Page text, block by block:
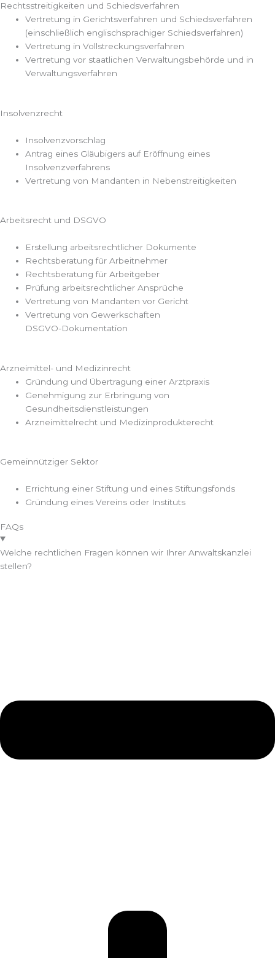
Rechtsstreitigkeiten und Schiedsverfahren
Vertretung in Gerichtsverfahren und Schiedsverfahren
(einschließlich englischsprachiger Schiedsverfahren)
Vertretung in Vollstreckungsverfahren
Vertretung vor staatlichen Verwaltungsbehörde und in
Verwaltungsverfahren
Insolvenzrecht
Insolvenzvorschlag
Antrag eines Gläubigers auf Eröffnung eines
Insolvenzverfahrens
Vertretung von Mandanten in Nebenstreitigkeiten
Arbeitsrecht und DSGVO
Erstellung arbeitsrechtlicher Dokumente
Rechtsberatung für Arbeitnehmer
Rechtsberatung für Arbeitgeber
Prüfung arbeitsrechtlicher Ansprüche
Vertretung von Mandanten vor Gericht
Vertretung von Gewerkschaften
DSGVO-Dokumentation
Arzneimittel- und Medizinrecht
Gründung und Übertragung einer Arztpraxis
Genehmigung zur Erbringung von
Gesundheitsdienstleistungen
Arzneimittelrecht und Medizinprodukterecht
Gemeinnütziger Sektor
Errichtung einer Stiftung und eines Stiftungsfonds
Gründung eines Vereins oder Instituts
FAQs
Welche rechtlichen Fragen können wir Ihrer Anwaltskanzlei
stellen?